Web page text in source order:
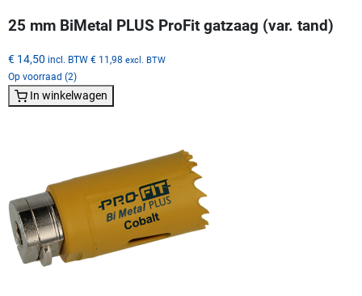
25 mm BiMetal PLUS ProFit gatzaag (var. tand)
€ 14,50 incl. BTW € 11,98 excl. BTW
Op voorraad (2)
In winkelwagen